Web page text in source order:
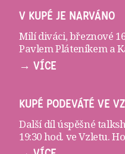
V KUPÉ JE NARVÁNO
Milí diváci, březnové
Pavlem Pláteníkem a
→ VÍCE
KUPÉ PODEVÁTÉ VE
Další díl úspěšné
19:30 hod. veVzletu.